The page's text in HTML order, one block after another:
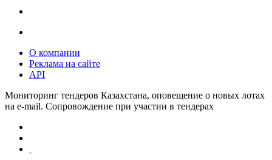
О компании
Реклама на сайте
API
Мониторинг тендеров Казахстана, оповещение о новых лотах
на e-mail. Сопровождение при участии в тендерах